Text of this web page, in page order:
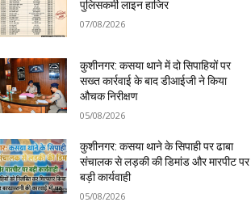
पुलिसकर्मी लाइन हाजिर
07/08/2026
कुशीनगर: कसया थाने में दो सिपाहियों पर
सख्त कार्रवाई के बाद डीआईजी ने किया
औचक निरीक्षण
05/08/2026
कुशीनगर: कसया थाने के सिपाही पर ढाबा
संचालक से लड़की की डिमांड और मारपीट पर
बड़ी कार्यवाही
05/08/2026